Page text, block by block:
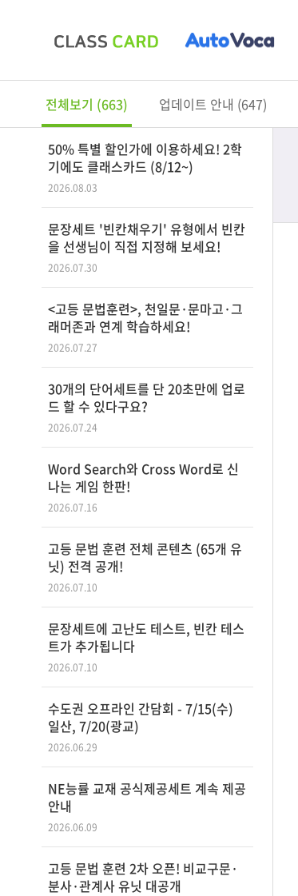
전체보기 (663) 업데이트 안내 (647)
50% 특별 할인가에 이용하세요! 2학
기에도 클래스카드 (8/12~)
2026.08.03
문장세트 '빈칸채우기' 유형에서 빈칸
을 선생님이 직접 지정해 보세요!
2026.07.30
<고등 문법훈련>, 천일문·문마고·그
래머존과 연계 학습하세요!
2026.07.27
30개의 단어세트를 단 20초만에 업로
드 할 수 있다구요?
2026.07.24
Word Search와 Cross Word로 신
나는 게임 한판!
2026.07.16
고등 문법 훈련 전체 콘텐츠 (65개 유
닛) 전격 공개!
2026.07.10
문장세트에 고난도 테스트, 빈칸 테스
트가 추가됩니다
2026.07.10
수도권 오프라인 간담회 - 7/15(수)
일산, 7/20(광교)
2026.06.29
NE능률 교재 공식제공세트 계속 제공
안내
2026.06.09
고등 문법 훈련 2차 오픈! 비교구문·
분사·관계사 유닛 대공개